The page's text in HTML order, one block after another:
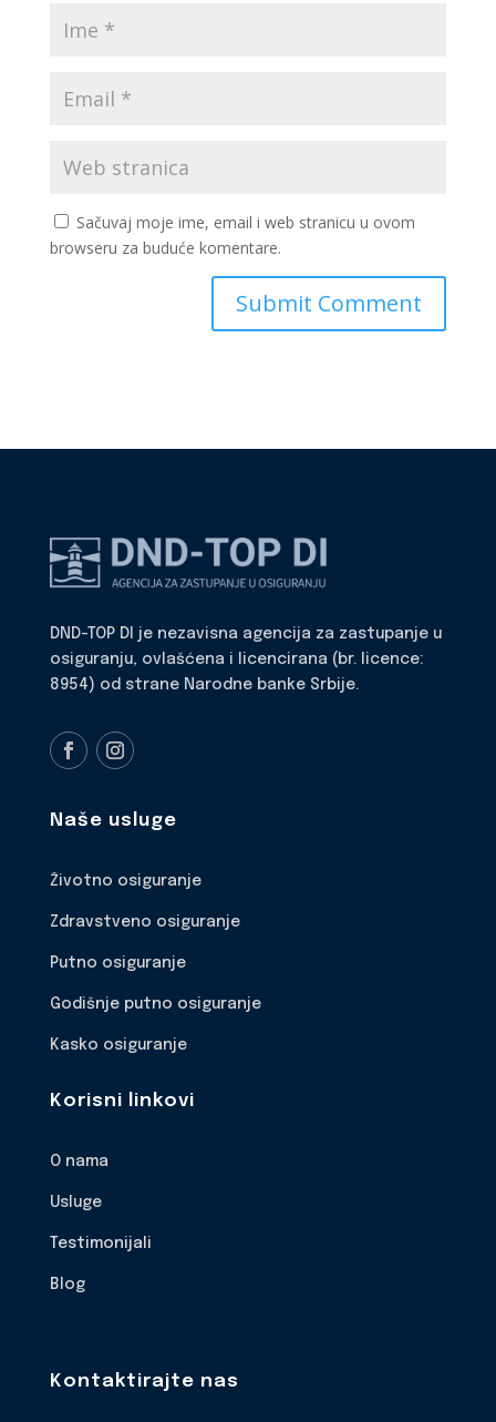
Sačuvaj moje ime, email i web stranicu u ovom
browseru za buduće komentare.
DND-TOP DI je nezavisna agencija za zastupanje u
osiguranju, ovlašćena i licencirana (br. licence:
8954) od strane Narodne banke Srbije.
Naše usluge
Životno osiguranje
Zdravstveno osiguranje
Putno osiguranje
Godišnje putno osiguranje
Kasko osiguranje
Korisni linkovi
O nama
Usluge
Testimonijali
Blog
Kontaktirajte nas